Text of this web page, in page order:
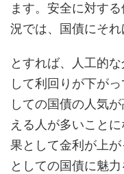
ます。安全に対す
況では、国債にそれ
とすれば、人工的
して利回りが下が
しての国債の人気
える人が多いこと
果として金利が上
としての国債に魅